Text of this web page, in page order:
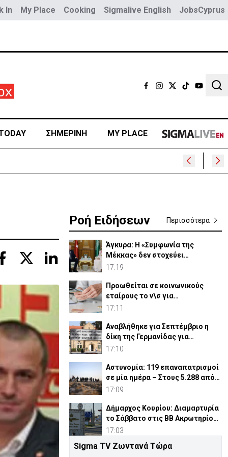
In My Place Cooking Sigmalive English JobsCyprus
ΣΗΜΕΡΙΝΗ MY PLACE
Ροή Ειδήσεων Περισσότερα
Άγκυρα: Η «Συμφωνία της
Μέκκας» δεν στοχεύει
συγκεκριμένο κράτος
17:19
Προωθείται σε κοινωνικούς
εταίρους το ν\σ για
συνταξιοδοτικό
17:11
Αναβλήθηκε για Σεπτέμβριο η
δίκη της Γερμανίδας για
σφετερισμό ε/κ περιουσιών
17:10
Αστυνομία: 119 επαναπατρισμοί
σε μία ημέρα – Στους 5.288 από
την αρχή του έτου
17:09
Δήμαρχος Κουρίου: Διαμαρτυρία
το Σάββατο στις ΒΒ Ακρωτηρίου
για νέες κεραίες
17:03
Προς αντικατάσταση το μέλος
Sigma TV Ζωντανά Τώρα